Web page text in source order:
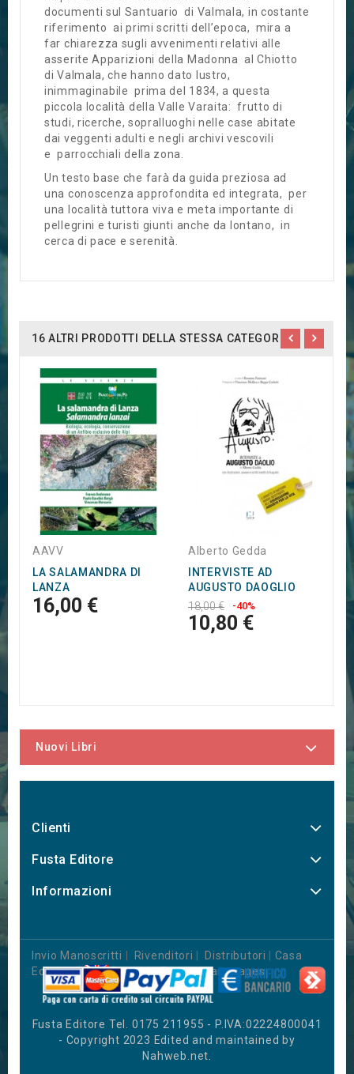
documenti sul Santuario di Valmala, in costante
riferimento ai primi scritti dell’epoca, mira a
far chiarezza sugli avvenimenti relativi alle
asserite Apparizioni della Madonna al Chiotto
di Valmala, che hanno dato lustro,
inimmaginabile prima del 1834, a questa
piccola località della Valle Varaita: frutto di
studi, ricerche, sopralluoghi nelle case abitate
dai veggenti adulti e negli archivi vescovili
e parrocchiali della zona.
Un testo base che farà da guida preziosa ad
una conoscenza approfondita ed integrata, per
una località tuttora viva e meta importante di
pellegrini e turisti giunti anche da lontano, in
cerca di pace e serenità.
16 ALTRI PRODOTTI DELLA STESSA CATEGORIA:
AAVV
LA SALAMANDRA DI
LANZA
16,00 €
Alberto Gedda
INTERVISTE AD
AUGUSTO DAOGLIO
18,00 €
-40%
10,80 €
Nuovi Libri
Clienti
Fusta Editore
Informazioni
Invio Manoscritti Rivenditori Distributori
Casa
Editrice| Books in Foreign Languages
Fusta Editore Tel. 0175 211955 - P.IVA:02224800041
- Copyright 2023 Edited and maintained by
Nahweb.net